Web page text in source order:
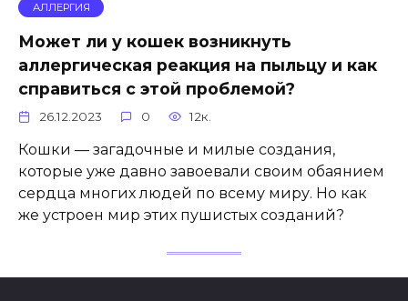
АЛЛЕРГИЯ
Может ли у кошек возникнуть
аллергическая реакция на пыльцу и как
справиться с этой проблемой?
26.12.2023 0 12к.
Кошки — загадочные и милые создания,
которые уже давно завоевали своим обаянием
сердца многих людей по всему миру. Но как
же устроен мир этих пушистых созданий?